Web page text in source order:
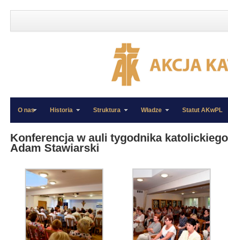
»
»
O nas Historia Struktura Władze Statut AKwPL
Konferencja w auli tygodnika
Adam Stawiarski